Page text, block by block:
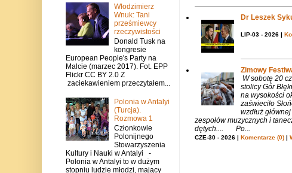
Dr Leszek
LIP-03 - 2026 |
Zimowy
W sobotę 20
stolicy Gór
na wysokości
zaświeciło
wzdłuż
zespołów muzycznych i
dętych.... Po...
CZE-30 - 2026 | Komentarze (0)|
Włodzimierz
Wnuk: Tani
prześmiewcy
rzeczywistości
Donald Tusk na
kongresie
European People's Party na
Malcie (marzec 2017). Fot. EPP
Flickr CC BY 2.0 Z
zaciekawieniem przeczytałem...
Polonia w Antalyi
(Turcja).
Rozmowa 1
Członkowie
Polonijnego
Stowarzyszenia
Kultury i Nauki w Antalyi -
Polonia w Antalyi to w dużym
stopniu ludzie młodzi, mający